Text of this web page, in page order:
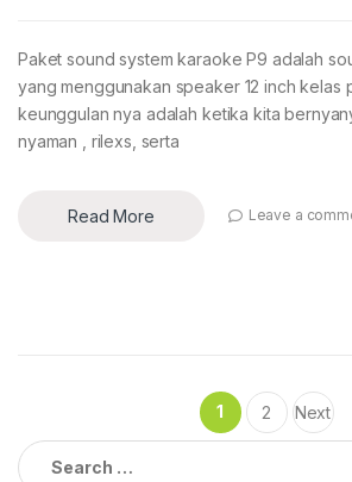
Paket sound system karaoke P9 adalah
yang menggunakan speaker 12 inch kelas
keunggulan nya adalah ketika kita
nyaman , rilexs, serta
Read More Leave a
pagination
1 2
Next
Search
for: